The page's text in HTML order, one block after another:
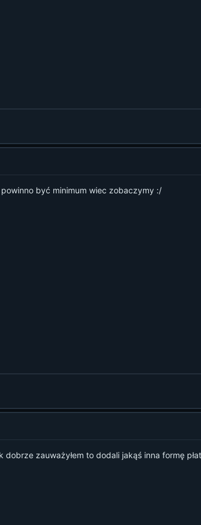
być minimum wiec zobaczymy :/
zauważyłem to dodali jakąś inna formę